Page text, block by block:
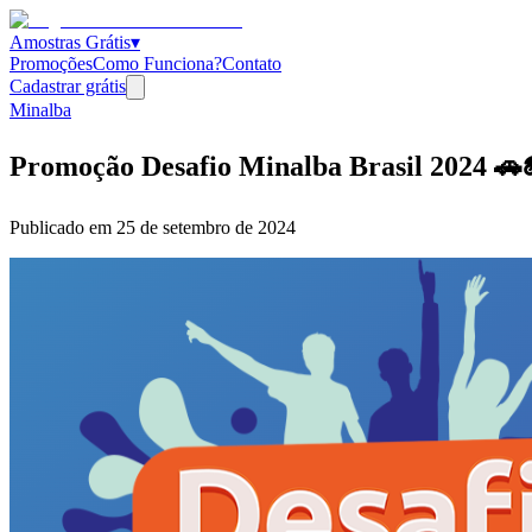
Amostras Grátis▾
PromoçõesComo Funciona?Contato
Cadastrar grátis
Minalba
Promoção Desafio Minalba Brasil 2024
Publicado em 25 de setembro de 2024